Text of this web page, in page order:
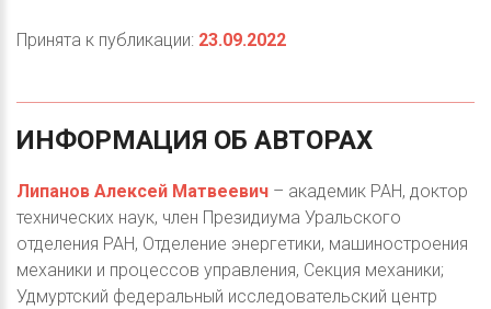
Принята к публикации: 23.09.2022
ИНФОРМАЦИЯ ОБ АВТОРАХ
Липанов Алексей Матвеевич – академик РАН, доктор
технических наук, член Президиума Уральского
отделения РАН, Отделение энергетики, машиностроения
механики и процессов управления, Секция механики;
Удмуртский федеральный исследовательский центр